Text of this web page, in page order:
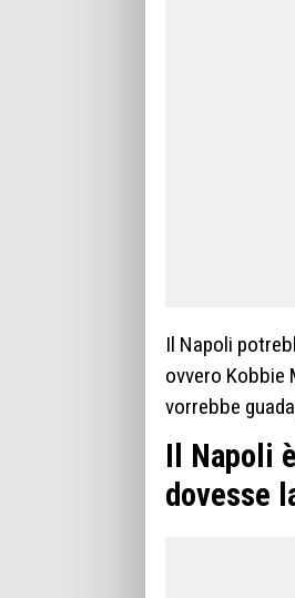
Il Napoli
ovvero Kobbie
vorrebbe
Il Napoli
dovesse